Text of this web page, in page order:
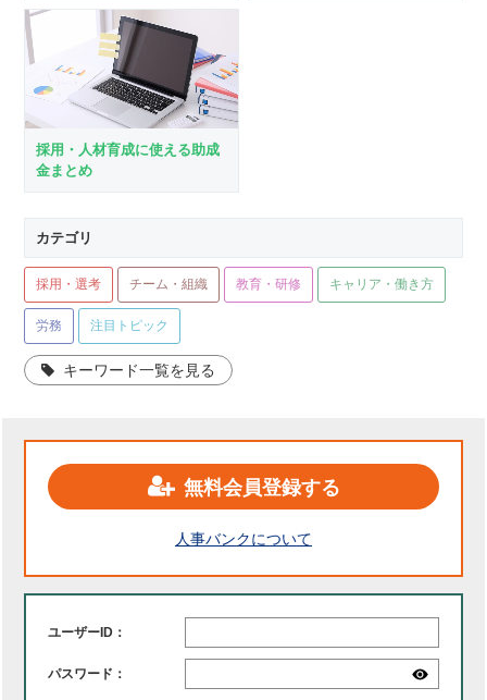
採用・人材育成に使える助成
金まとめ
カテゴリ
採用・選考 チーム・組織 教育・研修 キャリア・働き方
労務 注目トピック
キーワード一覧を見る
無料会員登録する
人事バンクについて
ユーザーID：
パスワード：